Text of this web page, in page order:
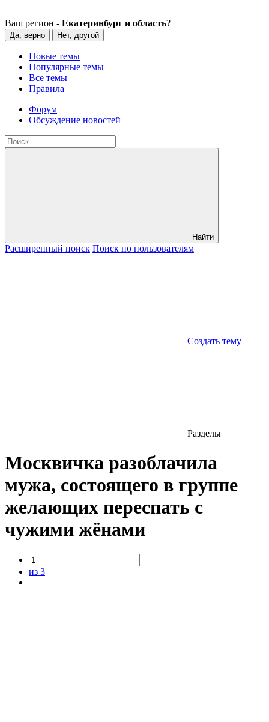
Ваш регион - Екатеринбург и область?
Да, верно Нет, другой
Новые темы
Популярные темы
Все темы
Правила
Форум
Обсуждение новостей
Найти
Расширенный поиск Поиск по пользователям
Создать тему
Разделы
Москвичка разоблачила
мужа, состоящего в группе
желающих переспать с
чужими жёнами
из 3